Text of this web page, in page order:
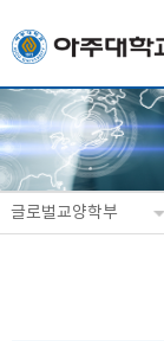
글로벌교양학부